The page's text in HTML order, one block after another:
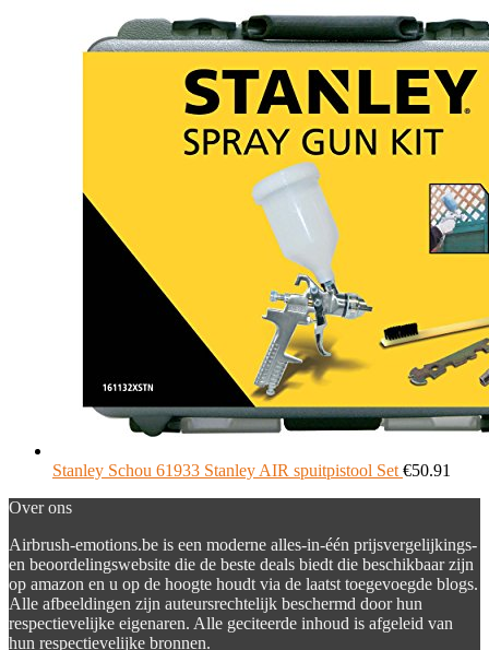
Stanley Schou 61933 Stanley AIR spuitpistool Set €50.91
Over ons
Airbrush-emotions.be is een moderne alles-in-één prijsvergelijkings-
en beoordelingswebsite die de beste deals biedt die beschikbaar zijn
op amazon en u op de hoogte houdt via de laatst toegevoegde blogs.
Alle afbeeldingen zijn auteursrechtelijk beschermd door hun
respectievelijke eigenaren. Alle geciteerde inhoud is afgeleid van
hun respectievelijke bronnen.